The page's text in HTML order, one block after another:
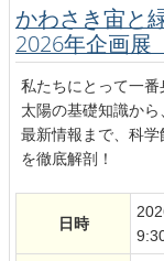
かわさき宙と
2026年企画展
私たちにとって一
太陽の基礎知識か
最新情報まで、科
を徹底解剖！
日時